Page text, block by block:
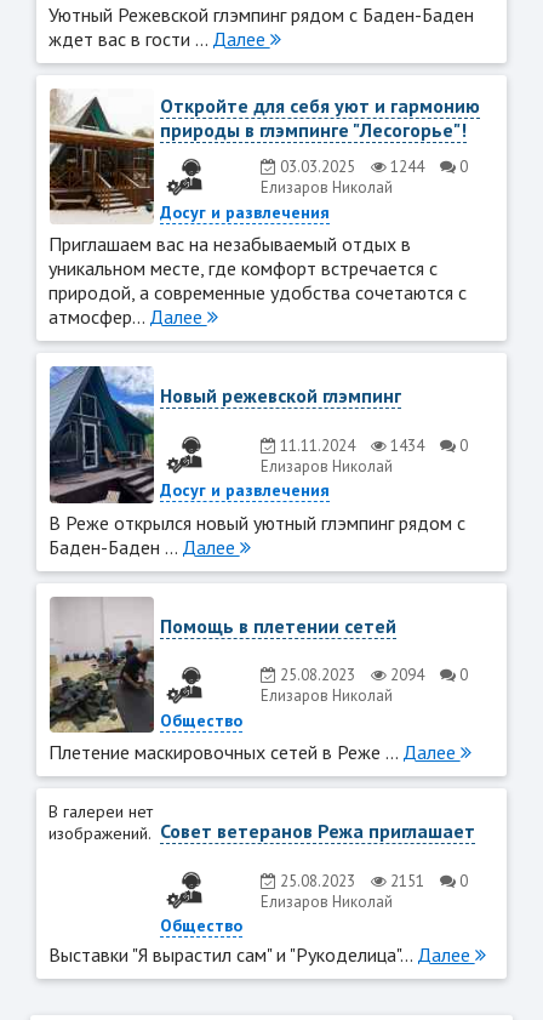
Уютный Режевской глэмпинг рядом с Баден-Баден
ждет вас в гости ... Далее
Откройте для себя уют и гармонию
природы в глэмпинге "Лесогорье"!
03.03.2025 1244
0
Елизаров Николай
Досуг и развлечения
Приглашаем вас на незабываемый отдых в
уникальном месте, где комфорт встречается с
природой, а современные удобства сочетаются с
атмосфер... Далее
Новый режевской глэмпинг
11.11.2024 1434
0
Елизаров Николай
Досуг и развлечения
В Реже открылся новый уютный глэмпинг рядом с
Баден-Баден ... Далее
Помощь в плетении сетей
25.08.2023 2094
0
Елизаров Николай
Общество
Плетение маскировочных сетей в Реже ... Далее
В галереи нет
изображений. Совет ветеранов Режа приглашает
25.08.2023 2151
0
Елизаров Николай
Общество
Выставки "Я вырастил сам" и "Рукоделица"... Далее